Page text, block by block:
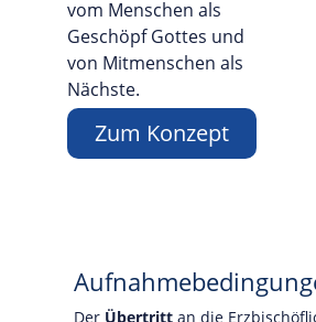
vom Menschen als
Geschöpf Gottes und
von Mitmenschen als
Nächste.
Zum Konzept
Der Übertrittan die